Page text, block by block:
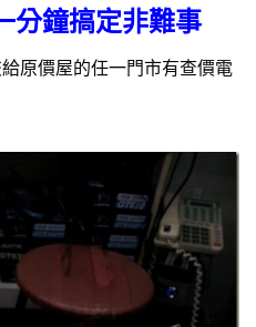
分鐘搞定非難事
原價屋的任一門市有查價電